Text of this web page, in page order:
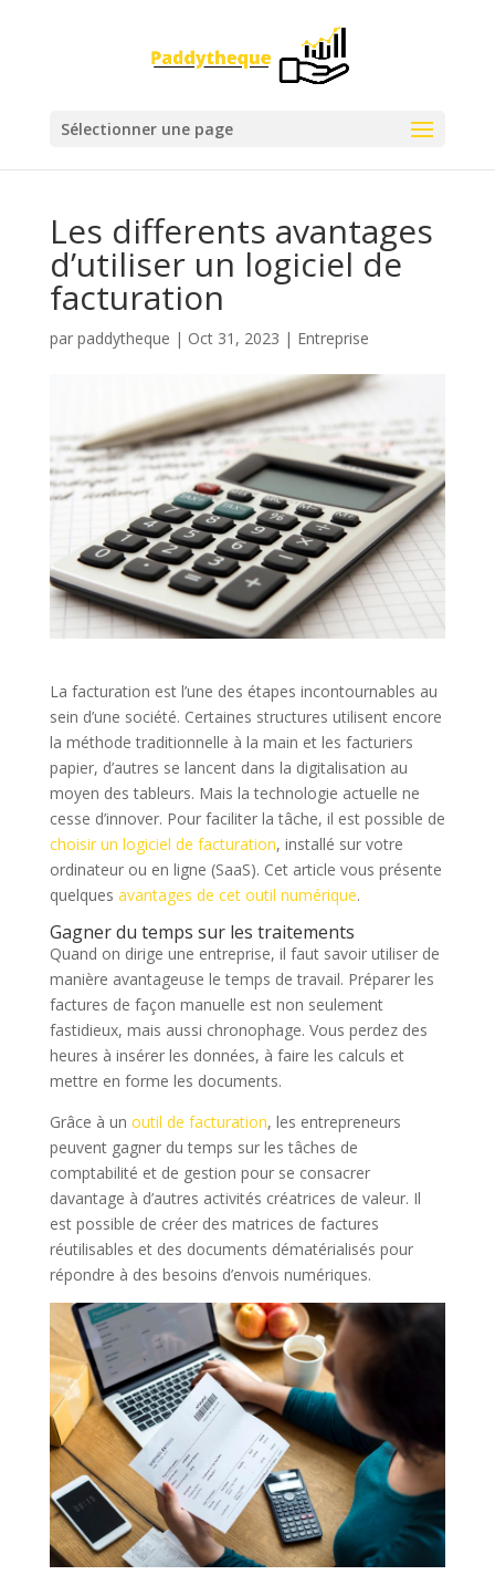
Sélectionner une page
Les differents avantages
d’utiliser un logiciel de
facturation
par paddytheque | Oct 31, 2023 | Entreprise
La facturation est l’une des étapes incontournables au
sein d’une société. Certaines structures utilisent encore
la méthode traditionnelle à la main et les facturiers
papier, d’autres se lancent dans la digitalisation au
moyen des tableurs. Mais la technologie actuelle ne
cesse d’innover. Pour faciliter la tâche, il est possible de
choisir un logiciel de facturation, installé sur votre
ordinateur ou en ligne (SaaS). Cet article vous présente
quelques avantages de cet outil numérique.
Gagner du temps sur les traitements
Quand on dirige une entreprise, il faut savoir utiliser de
manière avantageuse le temps de travail. Préparer les
factures de façon manuelle est non seulement
fastidieux, mais aussi chronophage. Vous perdez des
heures à insérer les données, à faire les calculs et
mettre en forme les documents.
Grâce à un outil de facturation, les entrepreneurs
peuvent gagner du temps sur les tâches de
comptabilité et de gestion pour se consacrer
davantage à d’autres activités créatrices de valeur. Il
est possible de créer des matrices de factures
réutilisables et des documents dématérialisés pour
répondre à des besoins d’envois numériques.